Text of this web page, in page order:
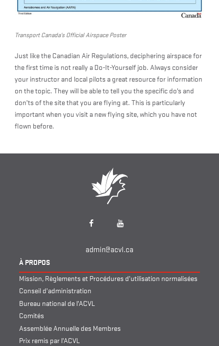
Transport Canada’s Official Airspace Poster
Just like the Canadian Air Regulations, deciphering airspace for
the first time is not really a Do-It-Yourself job. Always consider
your instructor and local pilots a great resource for information
on the topic. They will be able to tell you the specific do’s and
don’ts of the site that you are flying at. This is particularly
important when you visit a new flying site, which you have not
flown before.
Facebook YouTube
admin@acvl.ca
À PROPOS
Mission, Règlements et Procédures d’utilisation normalisées
Conseil d’administration
Bureau national de l’ACVL
Comités
Assemblée Annuelle des Membres
Prix remis par l’ACVL